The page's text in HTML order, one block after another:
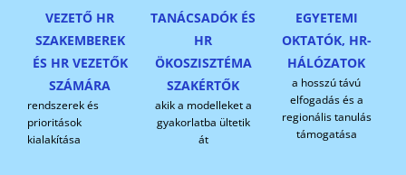
VEZETŐ HR
SZAKEMBEREK
ÉS HR VEZETŐK
SZÁMÁRA
rendszerek és
prioritások
kialakítása
TANÁCSADÓK ÉS
HR
ÖKOSZISZTÉMA
SZAKÉRTŐK
akik a modelleket a
gyakorlatba ültetik
át
EGYETEMI
OKTATÓK, HR-
HÁLÓZATOK
a hosszú távú
elfogadás és a
regionális tanulás
támogatása